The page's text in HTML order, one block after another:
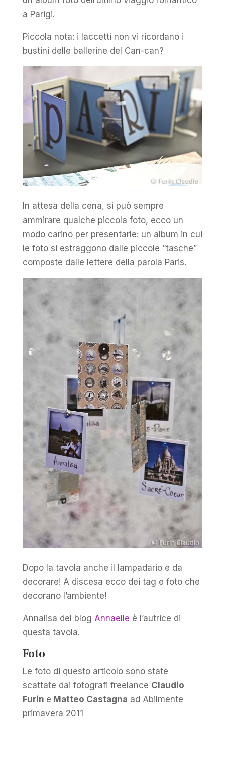
a Parigi.
Piccola nota: i laccetti non vi ricordano i
bustini delle ballerine del Can-can?
In attesa della cena, si può sempre
ammirare qualche piccola foto, ecco un
modo carino per presentarle: un album in cui
le foto si estraggono dalle piccole “tasche”
composte dalle lettere della parola Paris.
Dopo la tavola anche il lampadario è da
decorare! A discesa ecco dei tag e foto che
decorano l’ambiente!
Annalisa del blog Annaelle è l’autrice di
questa tavola.
Foto
Le foto di questo articolo sono state
scattate dai fotografi freelance Claudio
Furin e Matteo Castagna ad Abilmente
primavera 2011